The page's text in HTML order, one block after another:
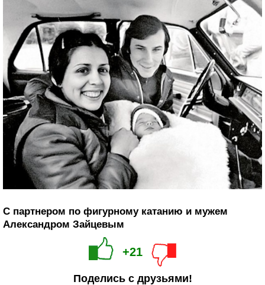
С партнером по фигурному катанию и мужем
Александром Зайцевым
+21
Поделись с друзьями!